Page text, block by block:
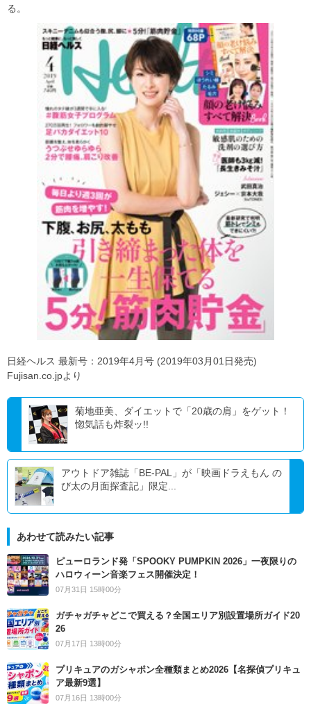
る。
日経ヘルス 最新号：2019年4月号 (2019年03月01日発売)
Fujisan.co.jpより
菊地亜美、ダイエットで「20歳の肩」をゲット！
惚気話も炸裂ッ!!
アウトドア雑誌「BE-PAL」が「映画ドラえもん の
び太の月面探査記」限定...
あわせて読みたい記事
ピューロランド発「SPOOKY PUMPKIN 2026」一夜限りの
ハロウィーン音楽フェス開催決定！
07月31日 15時00分
ガチャガチャどこで買える？全国エリア別設置場所ガイド20
26
07月17日 13時00分
プリキュアのガシャポン全種類まとめ2026【名探偵プリキュ
ア最新9選】
07月16日 13時00分